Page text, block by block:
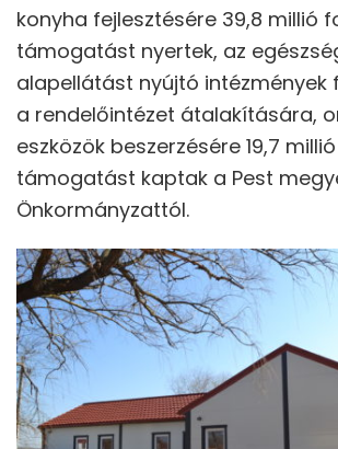
konyha fejlesztésére 39,8 millió
támogatást nyertek, az
alapellátást nyújtó intézmények
a rendelőintézet átalakítására,
eszközök beszerzésére 19,7
támogatást kaptak a Pest
Önkormányzattól.